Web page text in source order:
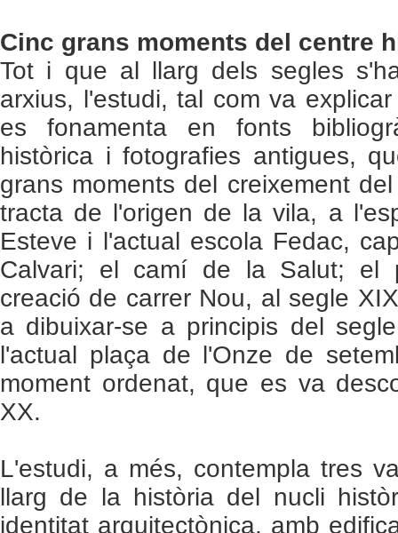
Cinc grans moments del centre
Tot i que al llarg dels segles
arxius, l'estudi, tal com va
es fonamenta en fonts
històrica i fotografies antigues,
grans moments del creixement
tracta de l'origen de la vila, a
Esteve i l'actual escola Fedac,
Calvari; el camí de la Salut; el
creació de carrer Nou, al segle
a dibuixar-se a principis del
l'actual plaça de l'Onze de
moment ordenat, que es va
XX.
L'estudi, a més, contempla tres
llarg de la història del nucli
identitat arquitectònica, amb